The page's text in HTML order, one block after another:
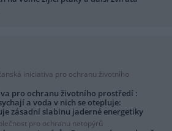
iniciativa pro ochranu životního
pro ochranu životního prostředí :
a voda v nich se otepluje:
zásadní slabinu jaderné energetiky
pro ochranu netopýrů